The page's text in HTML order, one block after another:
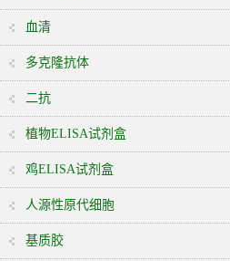
血清
多克隆抗体
二抗
植物ELISA试剂盒
鸡ELISA试剂盒
人源性原代细胞
基质胶